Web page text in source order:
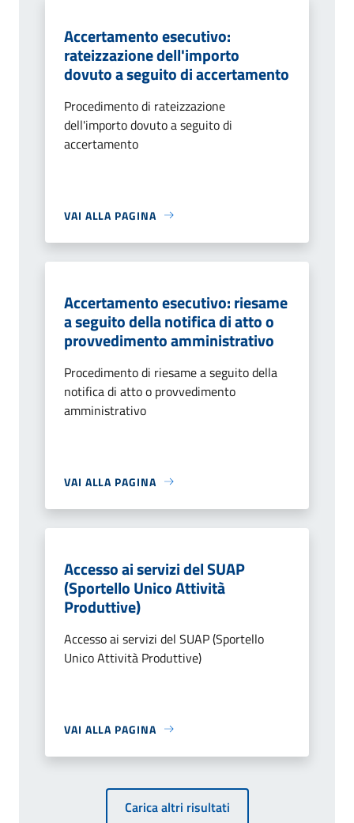
Accertamento esecutivo:
rateizzazione dell'importo
dovuto a seguito di accertamento
Procedimento di rateizzazione
dell'importo dovuto a seguito di
accertamento
VAI ALLA PAGINA
Accertamento esecutivo: riesame
a seguito della notifica di atto o
provvedimento amministrativo
Procedimento di riesame a seguito della
notifica di atto o provvedimento
amministrativo
VAI ALLA PAGINA
Accesso ai servizi del SUAP
(Sportello Unico Attività
Produttive)
Accesso ai servizi del SUAP (Sportello
Unico Attività Produttive)
VAI ALLA PAGINA
Carica altri risultati